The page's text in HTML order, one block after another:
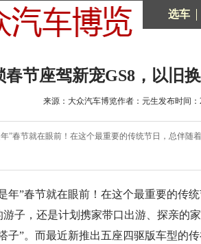
选车
春节座驾新宠GS8，以旧
来源：大众汽车博览作者：元生发布时间：
春节就在眼前！在这个最重要的传统节日，总伴随
”春节就在眼前！在这个最重要的传统
游子，还是计划携家带口出游、探亲的
子”。而最近新推出五座四驱版车型的